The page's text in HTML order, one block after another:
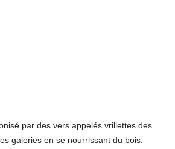
par des vers appelés vrillettes des
galeries en se nourrissant du bois.